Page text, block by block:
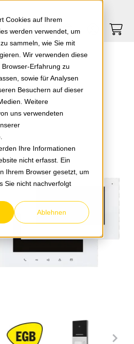
Cookies auf Ihrem
werden verwendet, um
sammeln, wie Sie mit
Wir verwenden diese
Erfahrung zu
sowie für Analysen
Besuchern auf dieser
Weitere
uns verwendeten
Ihre Informationen
nicht erfasst. Ein
Ihrem Browser gesetzt, um
Sie nicht nachverfolgt
Ablehnen
Springe zum Footer
0
AP Set